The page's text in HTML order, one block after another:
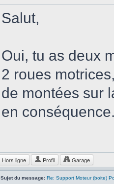
Salut,
Oui, tu as deux
2 roues
de montées sur
en
Hors ligne Profil Garage
Sujet du message: Re: Support Moteur (boite)